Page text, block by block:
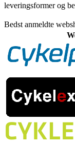
leveringsformer og
Bedst anmeldte